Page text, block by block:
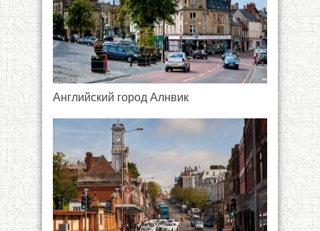
Английский город Алнвик